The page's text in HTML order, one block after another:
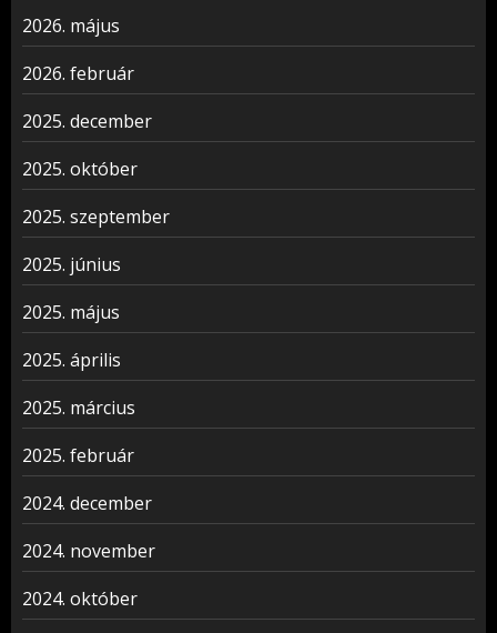
2026. május
2026. február
2025. december
2025. október
2025. szeptember
2025. június
2025. május
2025. április
2025. március
2025. február
2024. december
2024. november
2024. október